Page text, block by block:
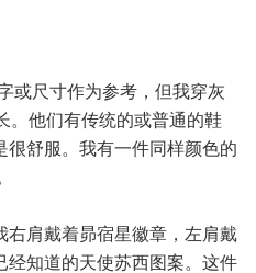
或尺寸作为参考，但我穿灰
。他们有传统的或普通的鞋
舒服。我有一件同样颜色的
右肩戴着昴宿星徽章，左肩戴
经知道的天使苏西图案。这件